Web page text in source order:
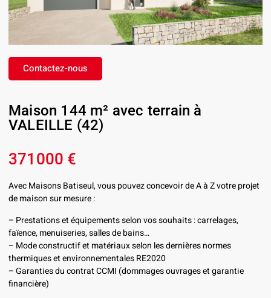
Contactez-nous
Maison 144 m² avec terrain à
VALEILLE (42)
371000 €
Avec Maisons Batiseul, vous pouvez concevoir de A à Z votre projet
de maison sur mesure :
– Prestations et équipements selon vos souhaits : carrelages,
faïence, menuiseries, salles de bains…
– Mode constructif et matériaux selon les dernières normes
thermiques et environnementales RE2020
– Garanties du contrat CCMI (dommages ouvrages et garantie
financière)